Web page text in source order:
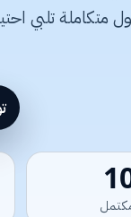
متكاملة تلبي